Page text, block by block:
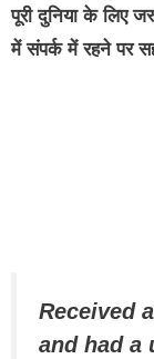
पूरी दुनिया के लिए
में संपर्क में रहने पर
Received
and had a